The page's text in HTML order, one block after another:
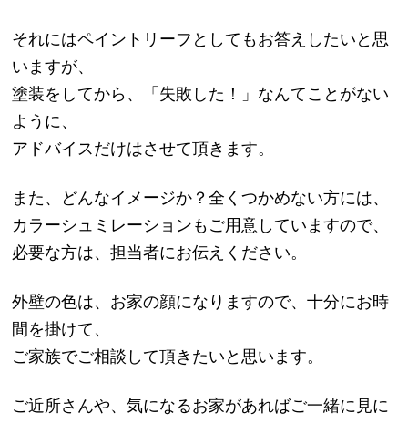
それにはペイントリーフとしてもお答えしたいと思
いますが、
塗装をしてから、「失敗した！」なんてことがない
ように、
アドバイスだけはさせて頂きます。
また、どんなイメージか？全くつかめない方には、
カラーシュミレーションもご用意していますので、
必要な方は、担当者にお伝えください。
外壁の色は、お家の顔になりますので、十分にお時
間を掛けて、
ご家族でご相談して頂きたいと思います。
ご近所さんや、気になるお家があればご一緒に見に